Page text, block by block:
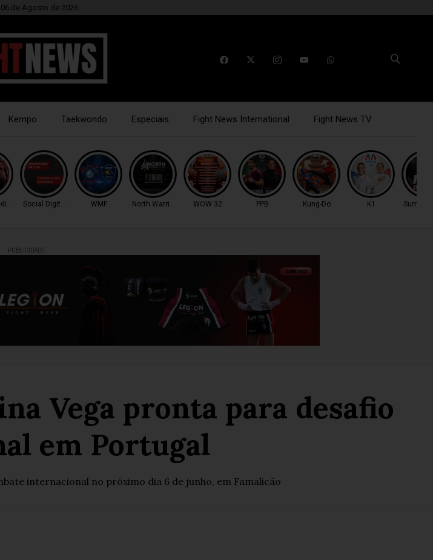
06 de Agosto de 2026
Kempo Taekwondo Especiais Fight News International Fight News TV
Social Digital Fight WMF North Warriors WOW 32 FPB Kung-Do K1
PUBLICIDADE
Vega pronta para desafio
em Portugal
internacional no próximo dia 6 de junho, em Famalicão